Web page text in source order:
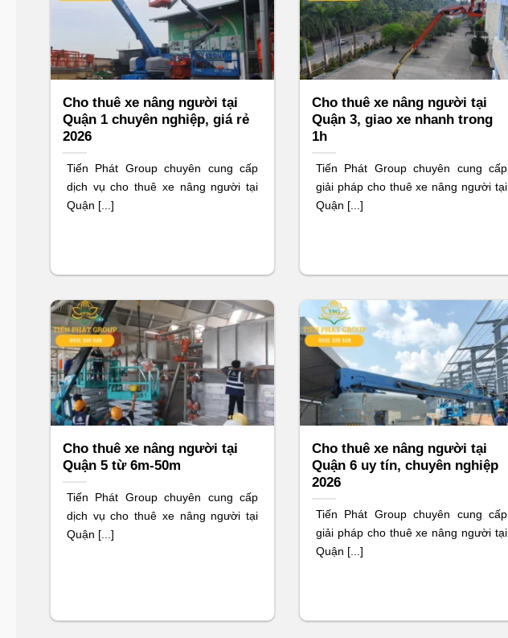
Cho thuê xe nâng người tại
Quận 1 chuyên nghiệp, giá rẻ
2026
Tiến Phát Group chuyên cung cấp
dịch vụ cho thuê xe nâng người tại
Quận [...]
Cho thuê xe nâng người tại
Quận 3, giao xe nhanh trong
1h
Tiến Phát Group chuyên cung cấp
giải pháp cho thuê xe nâng người tại
Quận [...]
Cho thuê xe nâng người tại
Quận 5 từ 6m-50m
Tiến Phát Group chuyên cung cấp
dịch vụ cho thuê xe nâng người tại
Quận [...]
Cho thuê xe nâng người tại
Quận 6 uy tín, chuyên nghiệp
2026
Tiến Phát Group chuyên cung cấp
giải pháp cho thuê xe nâng người tại
Quận [...]